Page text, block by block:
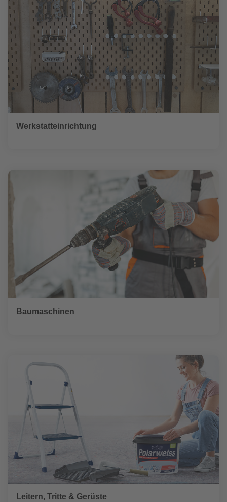
Werkstatteinrichtung
Baumaschinen
Leitern, Tritte & Gerüste